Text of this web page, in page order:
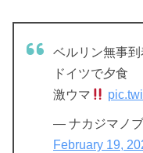
ベルリン無事
ドイツで夕食
激ウマ
— ナカジマノ
February 19,